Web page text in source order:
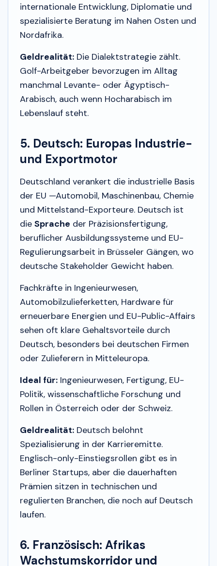
internationale Entwicklung, Diplomatie und
spezialisierte Beratung im Nahen Osten und
Nordafrika.
Geldrealität: Die Dialektstrategie zählt.
Golf-Arbeitgeber bevorzugen im Alltag
manchmal Levante- oder Ägyptisch-
Arabisch, auch wenn Hocharabisch im
Lebenslauf steht.
5. Deutsch: Europas Industrie-
und Exportmotor
Deutschland verankert die industrielle Basis
der EU —Automobil, Maschinenbau, Chemie
und Mittelstand-Exporteure. Deutsch ist
die Sprache der Präzisionsfertigung,
beruflicher Ausbildungssysteme und EU-
Regulierungsarbeit in Brüsseler Gängen, wo
deutsche Stakeholder Gewicht haben.
Fachkräfte in Ingenieurwesen,
Automobilzulieferketten, Hardware für
erneuerbare Energien und EU-Public-Affairs
sehen oft klare Gehaltsvorteile durch
Deutsch, besonders bei deutschen Firmen
oder Zulieferern in Mitteleuropa.
Ideal für: Ingenieurwesen, Fertigung, EU-
Politik, wissenschaftliche Forschung und
Rollen in Österreich oder der Schweiz.
Geldrealität: Deutsch belohnt
Spezialisierung in der Karrieremitte.
Englisch-only-Einstiegsrollen gibt es in
Berliner Startups, aber die dauerhaften
Prämien sitzen in technischen und
regulierten Branchen, die noch auf Deutsch
laufen.
6. Französisch: Afrikas
Wachstumskorridor und